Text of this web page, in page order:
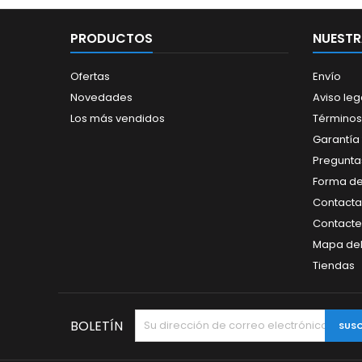
PRODUCTOS
Ofertas
Novedades
Los más vendidos
Envío
Aviso
Garantía
Forma
Mapa
Tiendas
BOLETÍN